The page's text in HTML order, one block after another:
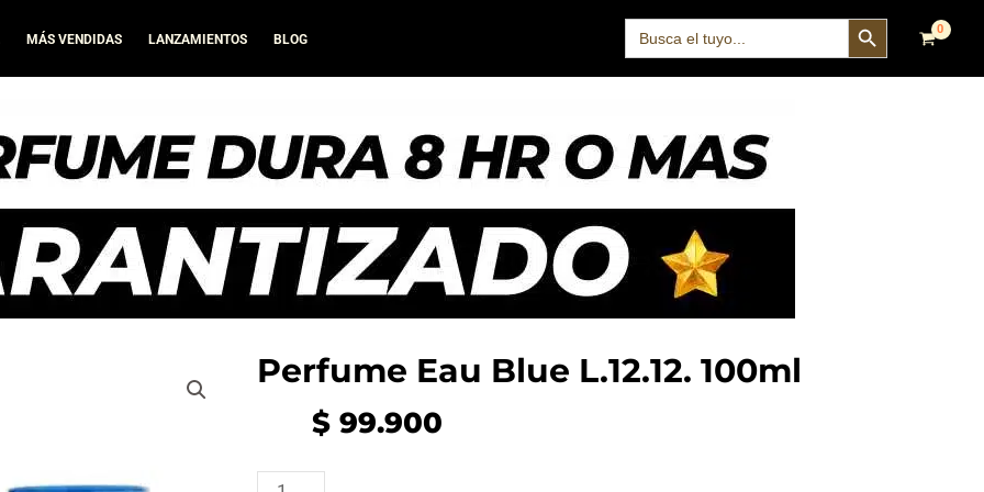
MÁS VENDIDAS LANZAMIENTOS BLOG
Search
for:
SEARCH BUTTON
Perfume Eau Blue L.12.12. 100ml
$ 99.900
Perfume